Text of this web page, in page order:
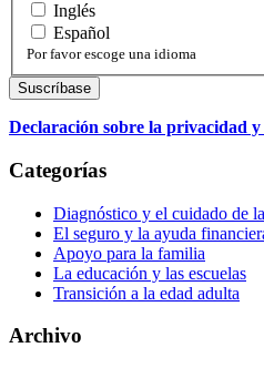
Inglés
Español
Por favor escoge una idioma
Declaración sobre la privacidad
Categorías
Diagnóstico y el cuidado de
El seguro y la ayuda
Apoyo para la familia
La educación y las escuelas
Transición a la edad adulta
Archivo